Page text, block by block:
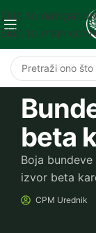
Skip to navigation
Skip to main
beta
Boja
izvor beta
CPM Urednik